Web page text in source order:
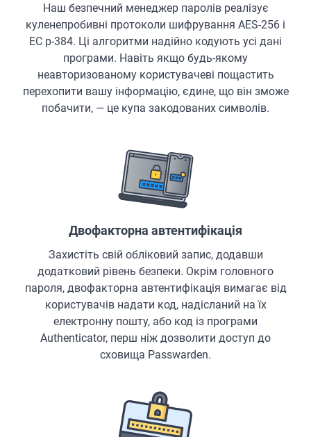
Наш безпечний менеджер паролів реалізує
куленепробивні протоколи шифрування AES-256 і
EC p-384. Ці алгоритми надійно кодують усі дані
програми. Навіть якщо будь-якому
неавторизованому користувачеві пощастить
перехопити вашу інформацію, єдине, що він зможе
побачити, — це купа закодованих символів.
Двофакторна автентифікація
Захистіть свій обліковий запис, додавши
додатковий рівень безпеки. Окрім головного
пароля, двофакторна автентифікація вимагає від
користувачів надати код, надісланий на їх
електронну пошту, або код із програми
Authenticator, перш ніж дозволити доступ до
сховища Passwarden.